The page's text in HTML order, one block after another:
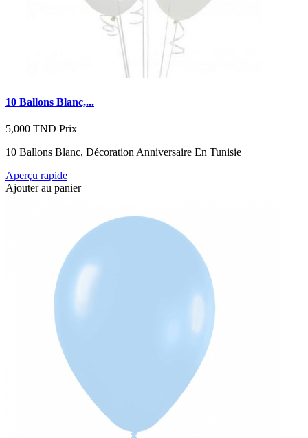
10 Ballons Blanc,...
5,000 TND Prix
10 Ballons Blanc, Décoration Anniversaire En Tunisie
Aperçu rapide
Ajouter au panier